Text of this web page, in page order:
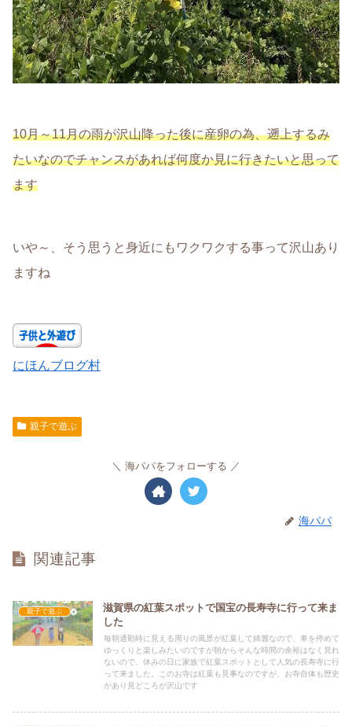
10月～11月の雨が沢山降った後に産卵の為、遡上するみ
たいなのでチャンスがあれば何度か見に行きたいと思って
ます
いや～、そう思うと身近にもワクワクする事って沢山あり
ますね
にほんブログ村
親子で遊ぶ
海パパをフォローする
海パパ
関連記事
親子で遊ぶ
滋賀県の紅葉スポットで国宝の長寿寺に行って来ま
した
毎朝通勤時に見える周りの風景が紅葉して綺麗なので、車を停めて
ゆっくりと楽しみたいのですが朝からそんな時間の余裕はなく見れ
ないので、休みの日に家族で紅葉スポットとして人気の長寿寺に行
って来ました。このお寺は紅葉も見事なのですが、お寺自体も歴史
があり見どころが沢山です